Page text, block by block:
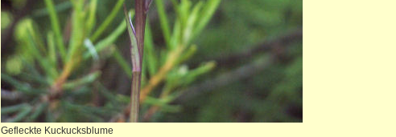
Gefleckte Kuckucksblume